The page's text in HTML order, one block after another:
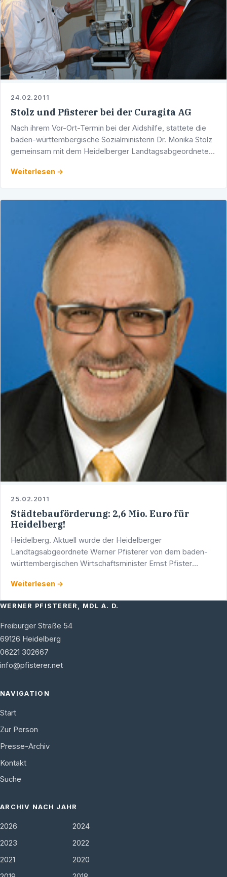
24.02.2011
Stolz und Pfisterer bei der Curagita AG
Nach ihrem Vor-Ort-Termin bei der Aidshilfe, stattete die
baden-württembergische Sozialministerin Dr. Monika Stolz
gemeinsam mit dem Heidelberger Landtagsabgeordneten
Weiterlesen →
25.02.2011
Städtebauförderung: 2,6 Mio. Euro für
Heidelberg!
Heidelberg. Aktuell wurde der Heidelberger
Landtagsabgeordnete Werner Pfisterer von dem baden-
württembergischen Wirtschaftsminister Ernst Pfister
dem …
Weiterlesen →
WERNER PFISTERER, MDL A. D.
Freiburger Straße 54
69126 Heidelberg
06221 302667
info@pfisterer.net
NAVIGATION
Start
Zur Person
Presse-Archiv
Kontakt
Suche
ARCHIV NACH JAHR
2026
2024
2023
2022
2021
2020